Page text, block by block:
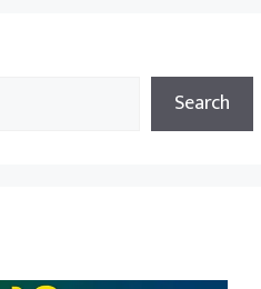
Search